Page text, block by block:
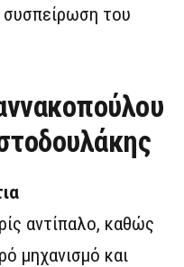
συσπείρωση του
αντίπαλο, καθώς
μηχανισμό και